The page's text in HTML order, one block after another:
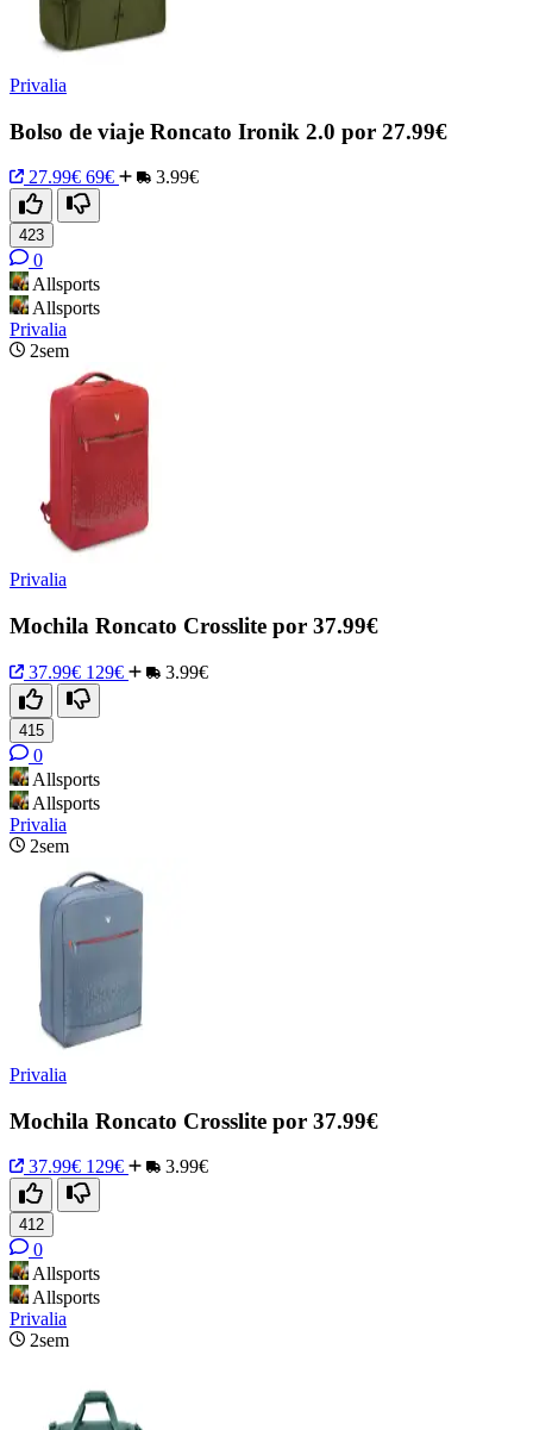
Privalia
Bolso de viaje Roncato Ironik 2.0 por 27.99€
27.99€ 69€ 3.99€
423
0
Allsports
Allsports
Privalia
2sem
Privalia
Mochila Roncato Crosslite por 37.99€
37.99€ 129€ 3.99€
415
0
Allsports
Allsports
Privalia
2sem
Privalia
Mochila Roncato Crosslite por 37.99€
37.99€ 129€ 3.99€
412
0
Allsports
Allsports
Privalia
2sem